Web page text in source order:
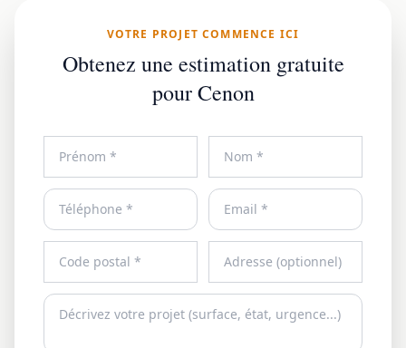
VOTRE PROJET COMMENCE ICI
Obtenez une estimation gratuite
pour Cenon